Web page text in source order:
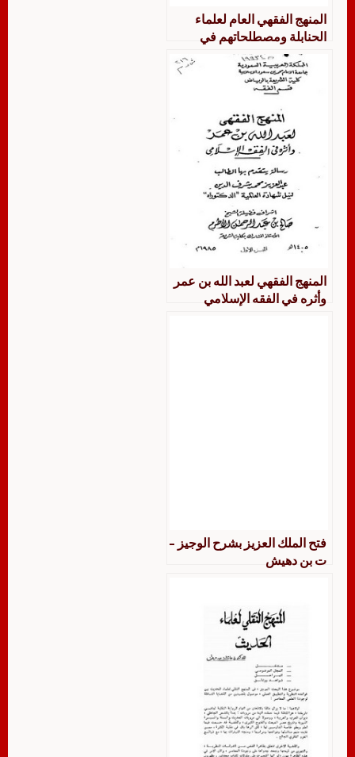
المنهج الفقهي العام لعلماء
الحنابلة ومصطلحاتهم في
مؤلفاتهم
المنهج الفقهي لعبد الله بن عمر
وأثره في الفقه الإسلامي
فتح الملك العزيز بشرح الوجيز –
ت بن دهيش